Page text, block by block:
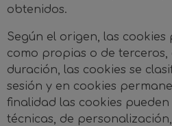
obtenidos.
Según el origen, las cookies
como propias o de terceros,
duración, las cookies se
sesión y en cookies
finalidad las cookies pueden
técnicas, de